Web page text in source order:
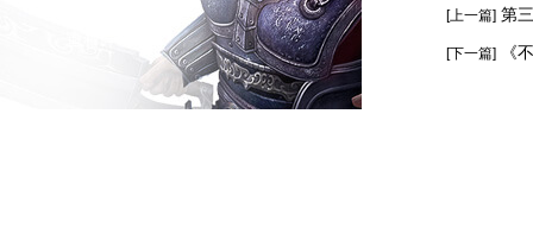
[上一篇] 第
[下一篇] 《